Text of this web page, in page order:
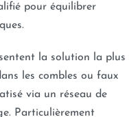
pour équilibrer
la solution la plus
les combles ou faux
via un réseau de
Particulièrement